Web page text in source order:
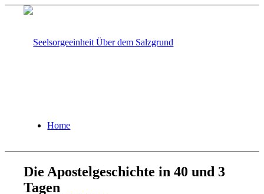
Home
Die Apostelgeschichte in 40 und 3
Tagen